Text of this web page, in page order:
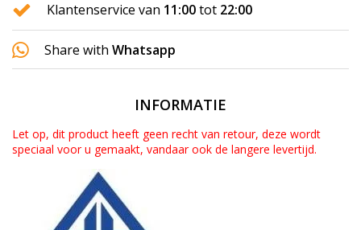
Klantenservice van 11:00tot 22:00
Share with Whatsapp
INFORMATIE
Let op, dit product heeft geen recht van retour, deze wordt
speciaal voor u gemaakt, vandaar ook de langere levertijd.